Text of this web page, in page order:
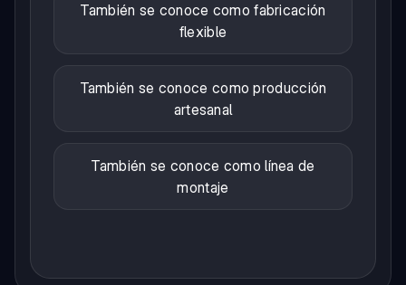
También se conoce como fabricación
flexible
También se conoce como producción
artesanal
También se conoce como línea de
montaje